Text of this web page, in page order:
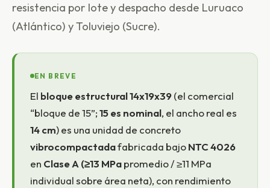
resistencia por lote y despacho desde Luruaco
(Atlántico) y Toluviejo (Sucre).
EN BREVE
El bloque estructural 14x19x39(el comercial
“bloque de 15”;15 es nominal, el ancho real es
14 cm) es una unidad de concreto
vibrocompactadafabricada bajoNTC 4026
en Clase A (≥13 MPapromedio / ≥11 MPa
individual sobre área neta), con rendimiento